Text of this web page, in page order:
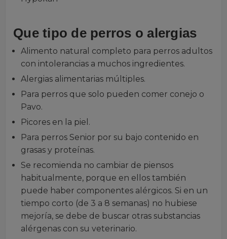
Que tipo de perros o alergias
Alimento natural completo para perros adultos
con intolerancias a muchos ingredientes.
Alergias alimentarias múltiples.
Para perros que solo pueden comer conejo o
Pavo.
Picores en la piel.
Para perros Senior por su bajo contenido en
grasas y proteínas.
Se recomienda no cambiar de piensos
habitualmente, porque en ellos también
puede haber componentes alérgicos. Si en un
tiempo corto (de 3 a 8 semanas) no hubiese
mejoría, se debe de buscar otras substancias
alérgenas con su veterinario.